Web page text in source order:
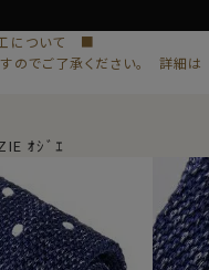
について ■
のでご了承ください。 詳細は
ｵｼﾞｴ